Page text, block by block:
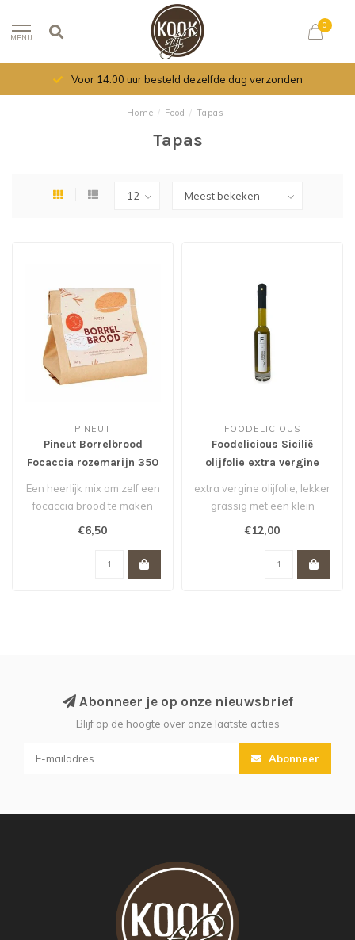
MENU
0
Voor 14.00 uur besteld dezelfde dag verzonden
Home / Food / Tapas
Tapas
PINEUT
Pineut Borrelbrood
Focaccia rozemarijn 350
gram
Een heerlijk mix om zelf een
focaccia brood te maken
€6,50
FOODELICIOUS
Foodelicious Sicilië
olijfolie extra vergine
200 ml
extra vergine olijfolie, lekker
grassig met een klein
scherp randje.
€12,00
Abonneer je op onze nieuwsbrief
Blijf op de hoogte over onze laatste acties
Abonneer